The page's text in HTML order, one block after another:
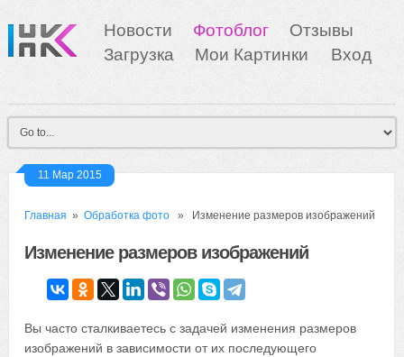
Новости Фотоблог
Отзывы
Загрузка
Мои Картинки Вход
11 Мар 2015
Главная »Обработка фото » Изменение размеров изображений
Изменение размеров изображений
Вы часто сталкиваетесь с задачей изменения размеров
изображений в зависимости от их последующего